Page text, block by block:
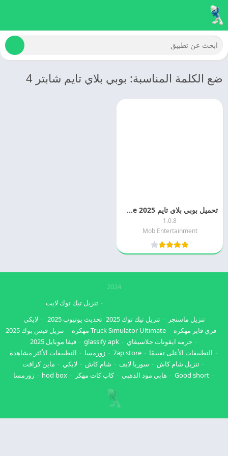
ضع الكلمة المناسبة: بوبي بلاي تايم شابتر 4
تحميل بوبي بلاي تايم 2025 Poppy Playtime مهكره للاندرويد
1.0.8
Mob Entertainment
2024
تنزيل ماسنجر تنزيل تيك توك 2025
تنزيل تيك توك لايت
تحديث يوتيوب 2025
لايكي
فري فاير مهكره
Truck Simulator Ultimate مهكره
تنزيل فيس بوك 2025
حزمه ايقونات جلاسيفاي
glassify apk
فيفا موبايل 2025
التطبيقات الأعلى تقييمًا
7ap store زورمسا
التطبيقات الأكثر مشاهدة
تنزيل شام كاش
سوريا لايف شام كاش لايكي
ماين كرافت
Good short
هابي مود الذهبي كاب كات مهكر hod box زورمسا